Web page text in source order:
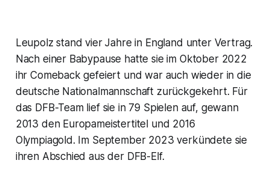
Leupolz stand vier Jahre in England unter Vertrag.
Nach einer Babypause hatte sie im Oktober 2022
ihr Comeback gefeiert und war auch wieder in die
deutsche Nationalmannschaft zurückgekehrt. Für
das DFB-Team lief sie in 79 Spielen auf, gewann
2013 den Europameistertitel und 2016
Olympiagold. Im September 2023 verkündete sie
ihren Abschied aus der DFB-Elf.